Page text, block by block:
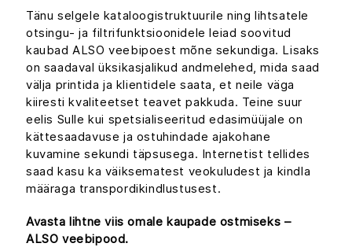
Tänu selgele kataloogistruktuurile ning lihtsatele
otsingu- ja filtrifunktsioonidele leiad soovitud
kaubad ALSO veebipoest mõne sekundiga. Lisaks
on saadaval üksikasjalikud andmelehed, mida saad
välja printida ja klientidele saata, et neile väga
kiiresti kvaliteetset teavet pakkuda. Teine suur
eelis Sulle kui spetsialiseeritud edasimüüjale on
kättesaadavuse ja ostuhindade ajakohane
kuvamine sekundi täpsusega. Internetist tellides
saad kasu ka väiksematest veokuludest ja kindla
määraga transpordikindlustusest.
Avasta lihtne viis omale kaupade ostmiseks –
ALSO veebipood.